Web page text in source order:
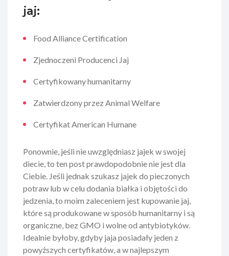
jaj:
Food Alliance Certification
Zjednoczeni Producenci Jaj
Certyfikowany humanitarny
Zatwierdzony przez Animal Welfare
Certyfikat American Humane
Ponownie, jeśli nie uwzględniasz jajek w swojej
diecie, to ten post prawdopodobnie nie jest dla
Ciebie. Jeśli jednak szukasz jajek do pieczonych
potraw lub w celu dodania białka i objętości do
jedzenia, to moim zaleceniem jest kupowanie jaj,
które są produkowane w sposób humanitarny i są
organiczne, bez GMO i wolne od antybiotyków.
Idealnie byłoby, gdyby jaja posiadały jeden z
powyższych certyfikatów, a w najlepszym